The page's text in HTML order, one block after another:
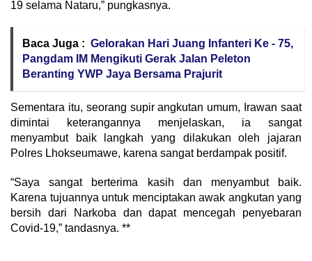
19 selama Nataru,” pungkasnya.
Baca Juga : Gelorakan Hari Juang Infanteri Ke - 75,
Pangdam IM Mengikuti Gerak Jalan Peleton
Beranting YWP Jaya Bersama Prajurit
Sementara itu, seorang supir angkutan umum, Irawan saat
dimintai keterangannya menjelaskan, ia sangat
menyambut baik langkah yang dilakukan oleh jajaran
Polres Lhokseumawe, karena sangat berdampak positif.
“Saya sangat berterima kasih dan menyambut baik.
Karena tujuannya untuk menciptakan awak angkutan yang
bersih dari Narkoba dan dapat mencegah penyebaran
Covid-19,” tandasnya. **